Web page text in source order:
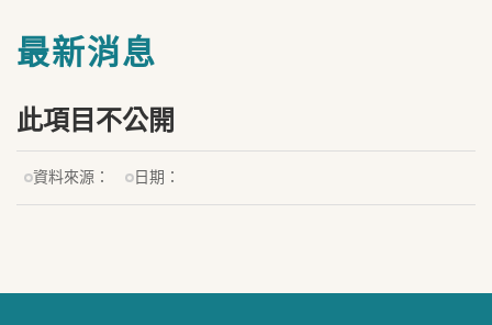
最新消息
此項目不公開
資料來源： 日期：